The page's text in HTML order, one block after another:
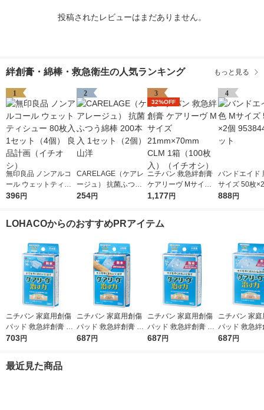
投稿されたレビューはまだありません。
絆創膏・綿棒・救急衛生の人気ランキング もっと見る
1
無印良品 ノンアルコ
ール ウェットティシ
ュー 80枚入 1セット
396円
2
CARELAGE（ケアレ
ージュ） 抗菌ふつう
綿棒 200本入 1セット
254円
3
32%OFF
ニチバン 救急絆創膏
ケアリーヴ Mサイズ 2
1mm×70mm CLM 1箱
1,177円
4
バンドエイド
サイズ 50枚
844 1セット
888円
LOHACOからのおすすめPRアイテム
ニチバン 家庭用創傷
パッド 救急絆創膏 ケ
アリーヴ 治す力 防水
1箱（16枚入）
703円
ニチバン 家庭用創傷
パッド 救急絆創膏 ケ
アリーヴ 治す力 防水
687円
ニチバン 家庭用創傷
パッド 救急絆創膏 ケ
アリーヴ 治す力 防水
687円
ニチバン 家
パッド 救急絆
アリーヴ 治す
687円
最近見た商品